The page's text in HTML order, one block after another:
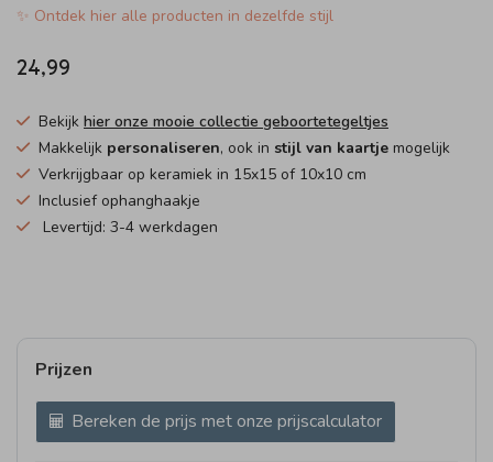
✨ Ontdek hier alle producten in dezelfde stijl
24,99
Bekijk hier onze mooie collectie geboortetegeltjes
Makkelijk personaliseren, ook in stijl van kaartje mogelijk
Verkrijgbaar op keramiek in 15x15 of 10x10 cm
Inclusief ophanghaakje
Levertijd: 3-4 werkdagen
Prijzen
Bereken de prijs met onze prijscalculator